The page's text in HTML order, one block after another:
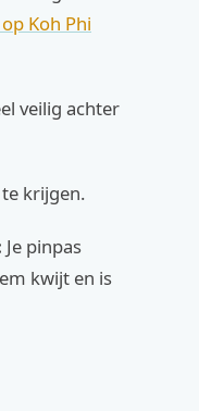
Koh Phi
veilig achter
krijgen.
Je pinpas
kwijt en is